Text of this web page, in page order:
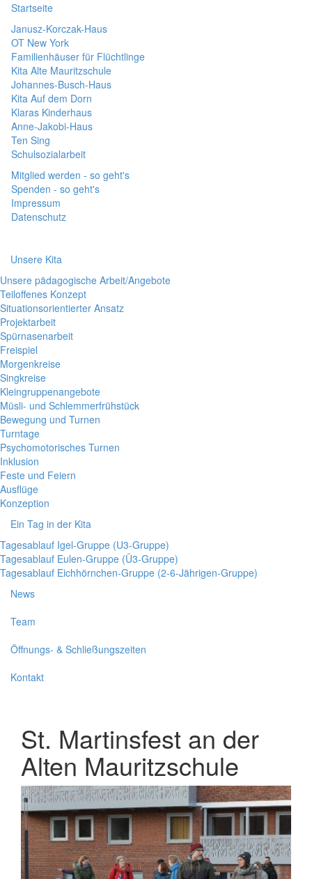
Startseite
Janusz-Korczak-Haus
OT New York
Familienhäuser für Flüchtlinge
Kita Alte Mauritzschule
Johannes-Busch-Haus
Kita Auf dem Dorn
Klaras Kinderhaus
Anne-Jakobi-Haus
Ten Sing
Schulsozialarbeit
Mitglied werden - so geht's
Spenden - so geht's
Impressum
Datenschutz
Unsere Kita
Unsere pädagogische Arbeit/Angebote
Teiloffenes Konzept
Situationsorientierter Ansatz
Projektarbeit
Spürnasenarbeit
Freispiel
Morgenkreise
Singkreise
Kleingruppenangebote
Müsli- und Schlemmerfrühstück
Bewegung und Turnen
Turntage
Psychomotorisches Turnen
Inklusion
Feste und Feiern
Ausflüge
Konzeption
Ein Tag in der Kita
Tagesablauf Igel-Gruppe (U3-Gruppe)
Tagesablauf Eulen-Gruppe (Ü3-Gruppe)
Tagesablauf Eichhörnchen-Gruppe (2-6-Jährigen-Gruppe)
News
Team
Öffnungs- & Schließungszeiten
Kontakt
St. Martinsfest an der
Alten Mauritzschule